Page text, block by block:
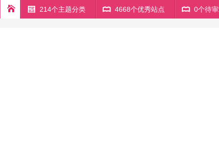
214个主题分类 4668个优秀站点 0个待